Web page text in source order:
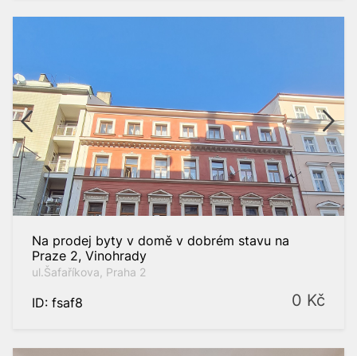
m2
Na prodej byty v domě v dobrém stavu na
Praze 2, Vinohrady
ul.Šafaříkova, Praha 2
ID: fsaf8 0 Kč